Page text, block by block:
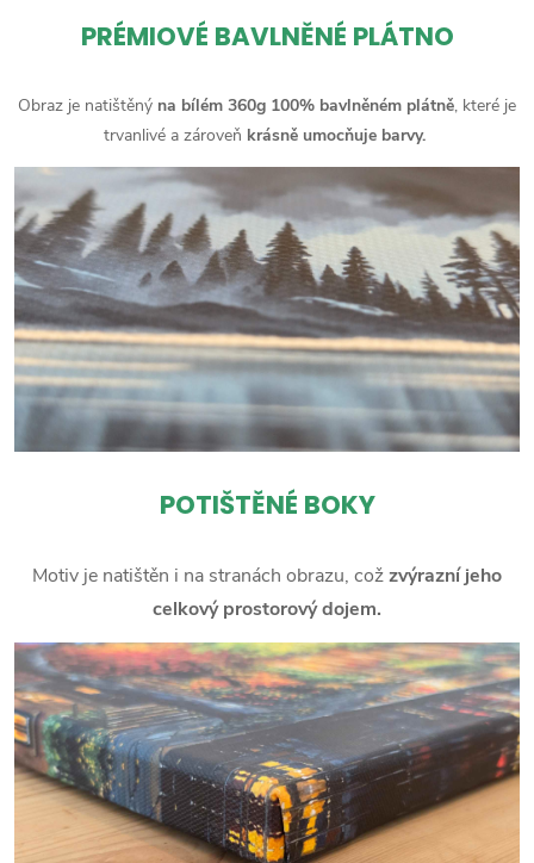
PRÉMIOVÉ BAVLNĚNÉ PLÁTNO
Obraz je natištěný na bílém 360g 100% bavlněném plátně, které je
trvanlivé a zároveň krásně umocňuje barvy.
POTIŠTĚNÉ BOKY
Motiv je natištěn i na stranách obrazu, cožzvýrazní jeho
celkový prostorový dojem.